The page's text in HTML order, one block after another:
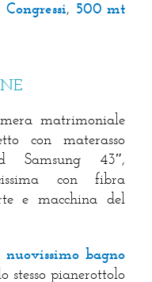
, 500 mt
matrimoniale
con materasso
43″,
con fibra
e macchina del
nuovissimo bagno
stesso pianerottolo